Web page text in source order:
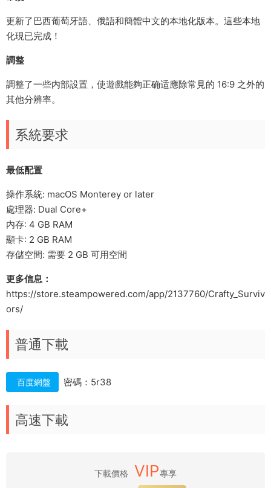
更新了巴西葡萄牙語、俄語和簡體中文的本地化版本。這些本地
化現已完成！
調整
調整了一些内部設置，使遊戲能夠正确适應除常見的 16:9 之外的
其他分辨率。
系統要求
最低配置
操作系統: macOS Monterey or later
處理器: Dual Core+
内存: 4 GB RAM
顯卡: 2 GB RAM
存儲空間: 需要 2 GB 可用空間
更多信息：
https://store.steampowered.com/app/2137760/Crafty_Surviv
ors/
普通下載
百度網盤 密碼：5r38
高速下載
下載價格 VIP專享